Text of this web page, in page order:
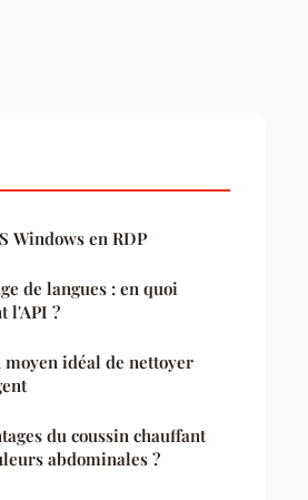
Windows en RDP
de langues : en quoi
l'API ?
idéal de nettoyer
du coussin chauffant
abdominales ?